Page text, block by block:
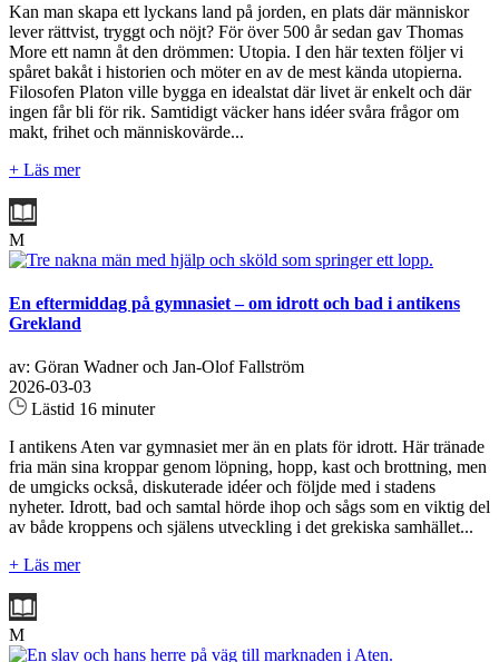
Kan man skapa ett lyckans land på jorden, en plats där människor
lever rättvist, tryggt och nöjt? För över 500 år sedan gav Thomas
More ett namn åt den drömmen: Utopia. I den här texten följer vi
spåret bakåt i historien och möter en av de mest kända utopierna.
Filosofen Platon ville bygga en idealstat där livet är enkelt och där
ingen får bli för rik. Samtidigt väcker hans idéer svåra frågor om
makt, frihet och människovärde...
+ Läs mer
M
En eftermiddag på gymnasiet – om idrott och bad i antikens
Grekland
av: Göran Wadner och Jan-Olof Fallström
2026-03-03
Lästid 16 minuter
I antikens Aten var gymnasiet mer än en plats för idrott. Här tränade
fria män sina kroppar genom löpning, hopp, kast och brottning, men
de umgicks också, diskuterade idéer och följde med i stadens
nyheter. Idrott, bad och samtal hörde ihop och sågs som en viktig del
av både kroppens och själens utveckling i det grekiska samhället...
+ Läs mer
M